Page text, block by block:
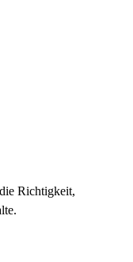
Richtigkeit,